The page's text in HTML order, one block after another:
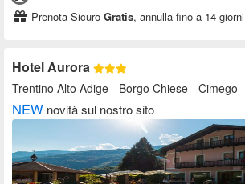
Prenota Sicuro Gratis, annulla fino a 14 giorni
Hotel Aurora
Trentino Alto Adige - Borgo Chiese - Cimego
NEW novità sul nostro sito